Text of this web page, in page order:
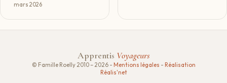
mars 2026
Apprentis Voyageurs
© Famille Roelly 2010 – 2026 - Mentions légales - Réalisation
Réalis'net